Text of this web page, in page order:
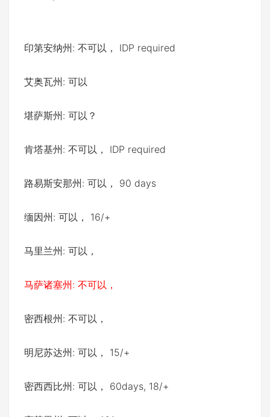
印第安纳州: 不可以， IDP required
艾奥瓦州: 可以
堪萨斯州: 可以？
肯塔基州: 不可以， IDP required
路易斯安那州: 可以， 90 days
缅因州: 可以， 16/+
马里兰州: 可以，
马萨诸塞州: 不可以，
密西根州: 不可以，
明尼苏达州: 可以， 15/+
密西西比州: 可以， 60days, 18/+